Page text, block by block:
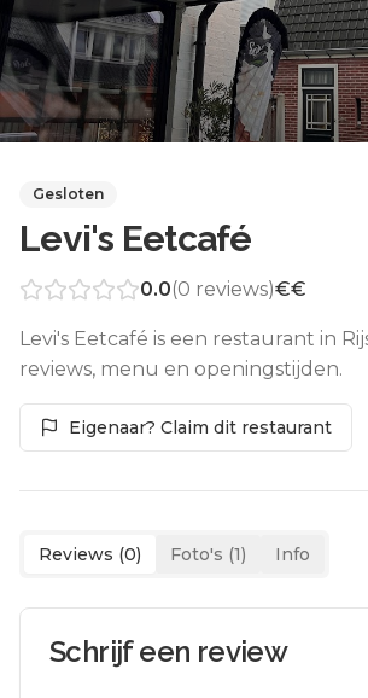
Gesloten
Levi's Eetcafé
0.0(0 reviews)€€
Levi's Eetcafé is een restaurant in
reviews, menu en openingstijden.
Eigenaar? Claim dit restaurant
Reviews (0) Foto's (1) Info
Schrijf een review